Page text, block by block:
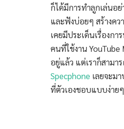
ก็ได้มีการทำลูกเล่นอย่
และฟังบ่อยๆ สร้างค
เคยมีประเด็นเรื่องกา
คนที่ใช้งาน
อยู่แล้ว แต่เราก็สามา
Specphone เลยจะม
ที่ตัวเองชอบแบบง่าย